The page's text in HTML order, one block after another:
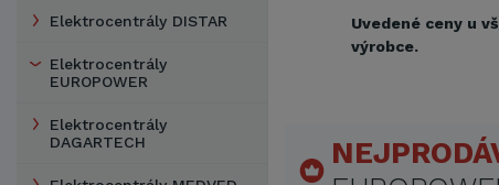
Elektrocentrály DISTAR
Elektrocentrály
EUROPOWER
Elektrocentrály
DAGARTECH
Uvedené ceny u
výrobce.